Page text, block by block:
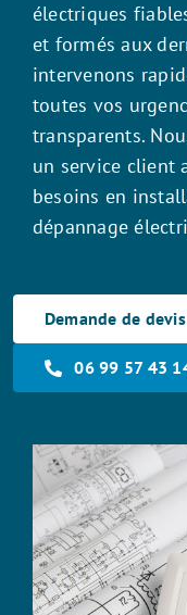
électriques
et formés aux
intervenons
toutes vos
transparents.
un service client
besoins en
dépannage
Demande de
06 99 57 43